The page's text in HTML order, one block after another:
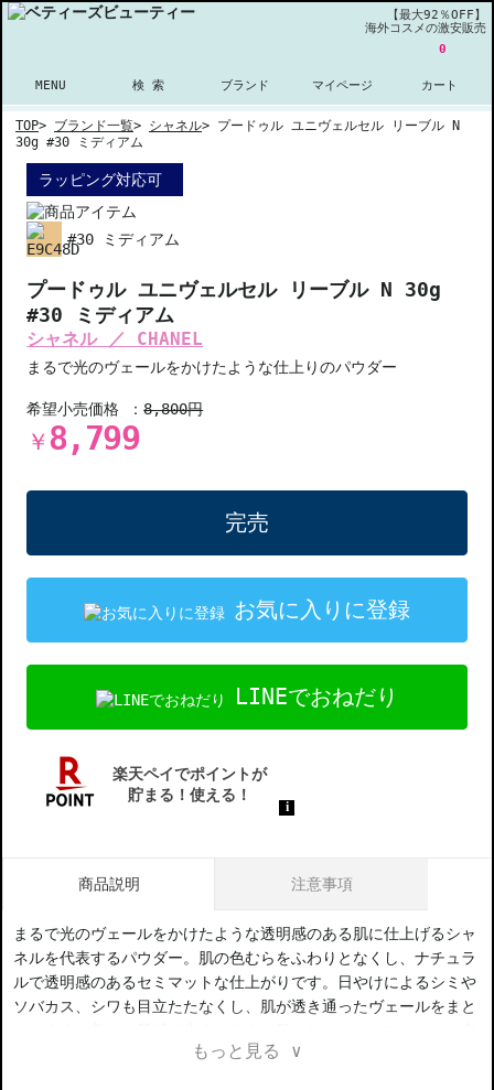
【最大92％OFF】
海外コスメの激安販売
MENU 検 索 ブランド マイページ
0
カート
TOP> ブランド一覧> シャネル> プードゥル ユニヴェルセル リーブル N
30g #30 ミディアム
ラッピング対応可
#30 ミディアム
プードゥル ユニヴェルセル リーブル N 30g
#30 ミディアム
シャネル ／ CHANEL
まるで光のヴェールをかけたような仕上りのパウダー
希望小売価格 ：8,800円
￥ 8,799
完売
お気に入りに登録
LINEでおねだり
商品説明 注意事項
まるで光のヴェールをかけたような透明感のある肌に仕上げるシャ
ネルを代表するパウダー。肌の色むらをふわりとなくし、ナチュラ
ルで透明感のあるセミマットな仕上がりです。日やけによるシミや
ソバカス、シワも目立たたなくし、肌が透き通ったヴェールをまと
気のように軽いつけ心地です。もっと見る ∨